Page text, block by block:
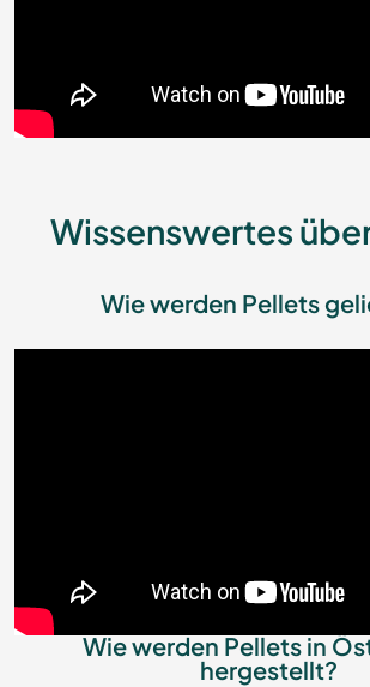
Wissenswertes
Wie werden Pellets
Wie werden Pellets in
hergestellt?